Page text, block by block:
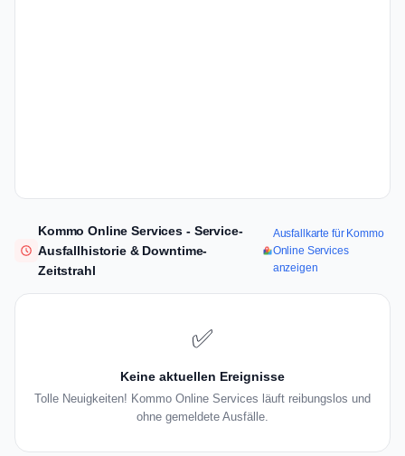
Kommo Online Services - Service-
Ausfallhistorie & Downtime-
Zeitstrahl
Ausfallkarte für Kommo
Online Services
anzeigen
✅
Keine aktuellen Ereignisse
Tolle Neuigkeiten! Kommo Online Services läuft reibungslos und
ohne gemeldete Ausfälle.